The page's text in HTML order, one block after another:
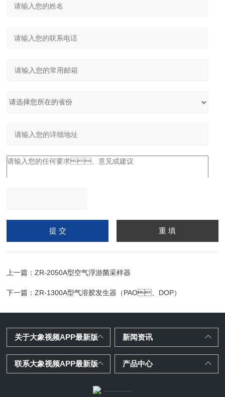
请输入计算结果（填写阿
拉伯数字），如：三加四
上一篇：ZR-2050A型空气浮游菌采样器
下一篇：ZR-1300A型气溶胶发生器（PAO、DOP）
关于大象视频APP最新版 新闻资讯
联系大象视频APP最新版 产品中心